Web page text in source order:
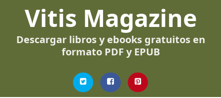
Vitis Magazine
Descargar libros y ebooks gratuitos en
formato PDF y EPUB